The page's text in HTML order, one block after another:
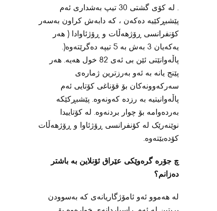
. لە کۆی گشتی 30 تیپ بەشداری ئەم
پێشبڕکێیە دەکەن ، کە دابەش کراون بەسەر
کۆنفرانسی ڕۆژهەڵات و ڕۆژئاوادا ( هەر
یەکەیان 3 بەش بە 5 تیپە دەگرێتەوە(.
پاڵەوانێتی ئێن بی ئەی 82 خول هەیە. هەر
پێنج یانە بە ئەو بەرزترین ژمارەی
سەرکەوونەکان بۆ قۆناغی کۆتایی ئەم
پاڵەوانیتیه به رزدە کەونەوە. پێشبڕکێکە
بەردەوامە بۆ چوار بردنەوە. لە کۆتاییدا
نوێنەرێک لە کۆنفرانسی ڕۆژئاوا و ڕۆژهەڵات
کۆدەبێتەوه.
چ جۆرە گرەوێکی عێراق ئۆنلاین بە باشتر
دەزانم؟
لە هەموو ئەو ئامۆژگاریانەی کە بەسوودن